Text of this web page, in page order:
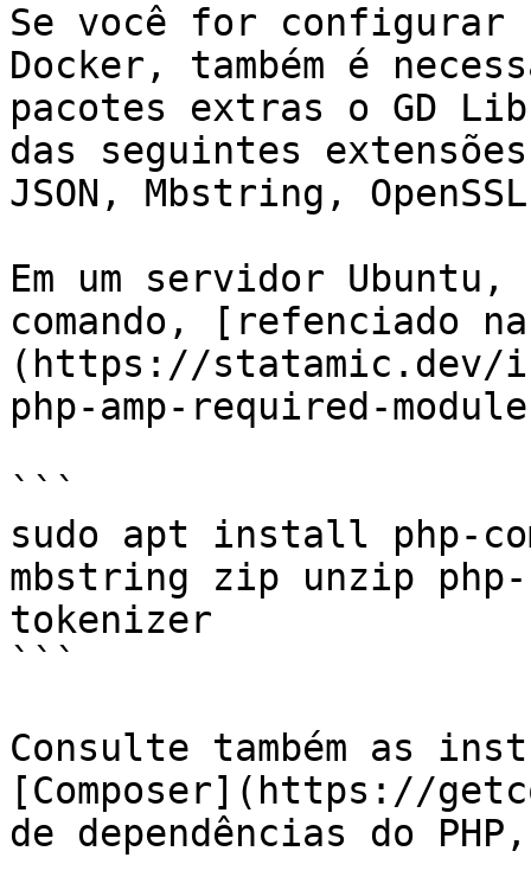
Se você for configurar
Docker, também é
pacotes extras o GD
das seguintes
JSON, Mbstring,
Em um servidor
comando, [refenciado
(https://
php-amp-required-
```
sudo apt install php-
mbstring zip unzip
tokenizer
```
Consulte também as
[Composer](https://
de dependências do